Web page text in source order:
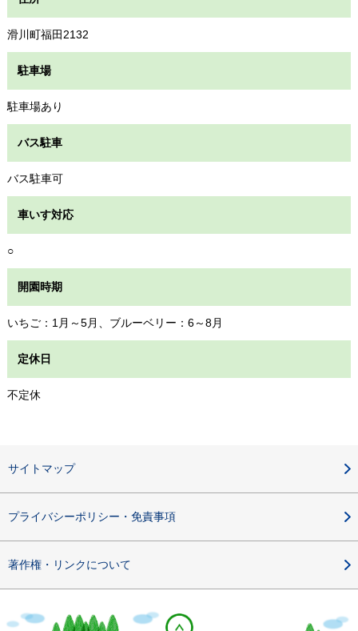
滑川町福田2132
駐車場
駐車場あり
バス駐車
バス駐車可
車いす対応
○
開園時期
いちご：1月～5月、ブルーベリー：6～8月
定休日
不定休
サイトマップ
プライバシーポリシー・免責事項
著作権・リンクについて